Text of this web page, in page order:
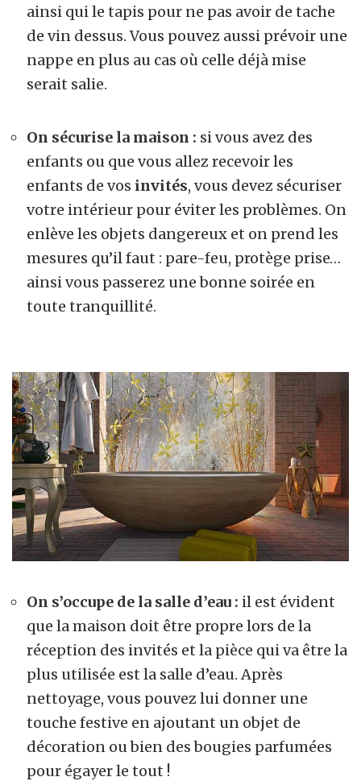
ainsi qui le tapis pour ne pas avoir de tache
de vin dessus. Vous pouvez aussi prévoir une
nappe en plus au cas où celle déjà mise
serait salie.
On sécurise la maison : si vous avez des
enfants ou que vous allez recevoir les
enfants de vos invités, vous devez sécuriser
votre intérieur pour éviter les problèmes. On
enlève les objets dangereux et on prend les
mesures qu’il faut : pare-feu, protège prise…
ainsi vous passerez une bonne soirée en
toute tranquillité.
On s’occupe de la salle d’eau : il est évident
que la maison doit être propre lors de la
réception des invités et la pièce qui va être la
plus utilisée est la salle d’eau. Après
nettoyage, vous pouvez lui donner une
touche festive en ajoutant un objet de
décoration ou bien des bougies parfumées
pour égayer le tout !